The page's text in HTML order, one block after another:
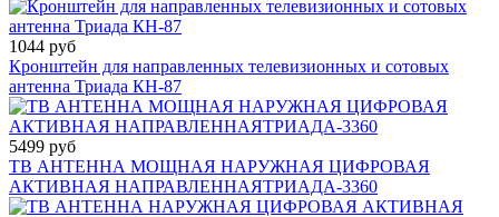
1044 руб
Кронштейн для направленных телевизионных и сотовых
антенна Триада КН-87
5499 руб
ТВ АНТЕННА МОЩНАЯ НАРУЖНАЯ ЦИФРОВАЯ
АКТИВНАЯ НАПРАВЛЕННАЯТРИАДА-3360